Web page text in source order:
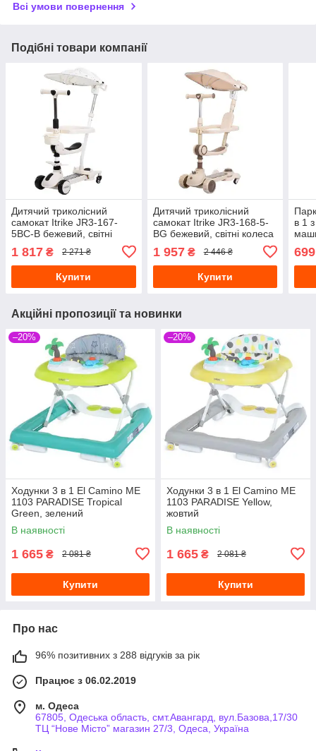
Всі умови повернення
Подібні товари компанії
Дитячий триколісний
самокат Itrike JR3-167-
5BC-B бежевий, світні
1 817 ₴ 2 271 ₴
Купити
Дитячий триколісний
самокат Itrike JR3-168-5-
BG бежевий, світні колеса
1 957₴ 2 446 ₴
Купити
в 1
699
Акційні пропозиції та новинки
–20%
Ходунки 3 в 1 El Camino ME
1103 PARADISE Tropical
Green, зелений
В наявності
1 665 ₴ 2 081 ₴
Купити
–20%
Ходунки 3 в 1 El Camino ME
1103 PARADISE Yellow,
жовтий
В наявності
1 665 ₴ 2 081 ₴
Купити
Про нас
96% позитивних з 288 відгуків за рік
Працює з 06.02.2019
м. Одеса
67805, Одеська область, смт.Авангард, вул.Базова,17/30
ТЦ “Нове Місто” магазин 27/3, Одеса, Україна